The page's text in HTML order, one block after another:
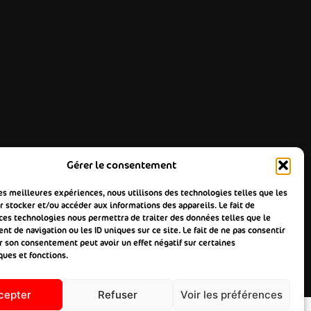
Gérer le consentement
meilleures expériences, nous utilisons des technologies telles que les
stocker et/ou accéder aux informations des appareils. Le fait de
technologies nous permettra de traiter des données telles que le
de navigation ou les ID uniques sur ce site. Le fait de ne pas consentir
son consentement peut avoir un effet négatif sur certaines
et fonctions.
Refuser Voir les préférences